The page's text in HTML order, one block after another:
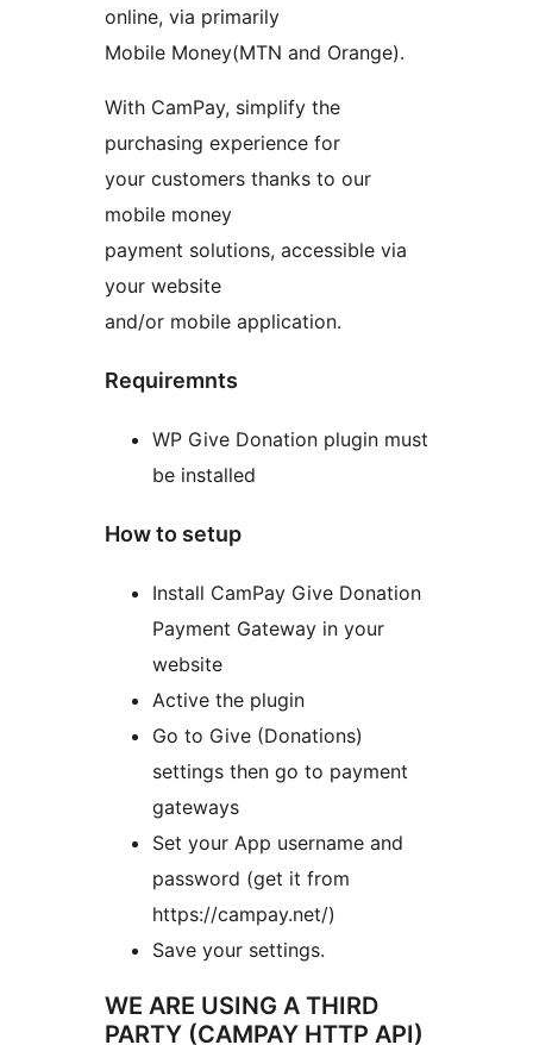
online, via primarily
Mobile Money(MTN and Orange).
With CamPay, simplify the
purchasing experience for
your customers thanks to our
mobile money
payment solutions, accessible via
your website
and/or mobile application.
Requiremnts
WP Give Donation plugin must
be installed
How to setup
Install CamPay Give Donation
Payment Gateway in your
website
Active the plugin
Go to Give (Donations)
settings then go to payment
gateways
Set your App username and
password (get it from
https://campay.net/)
Save your settings.
WE ARE USING A THIRD
PARTY (CAMPAY HTTP API)